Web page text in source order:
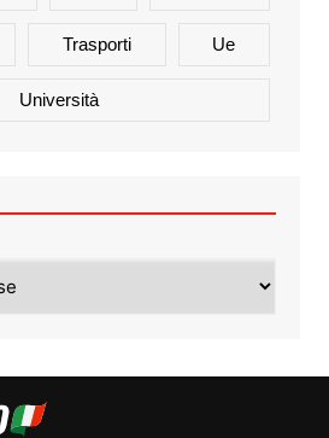
Trasporti Ue
Università